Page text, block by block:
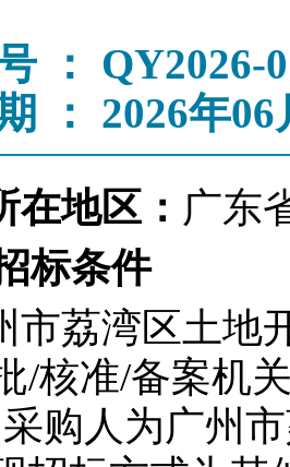
： QY2026-
： 2026年06
在地区： 广东
标条件
市荔湾区土地
/核准/备案机
采购人为广州